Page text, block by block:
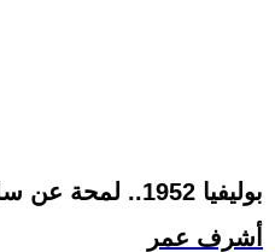
بوليفيا 1952.. لمحة عن سلطة العمال
أشرف عمر